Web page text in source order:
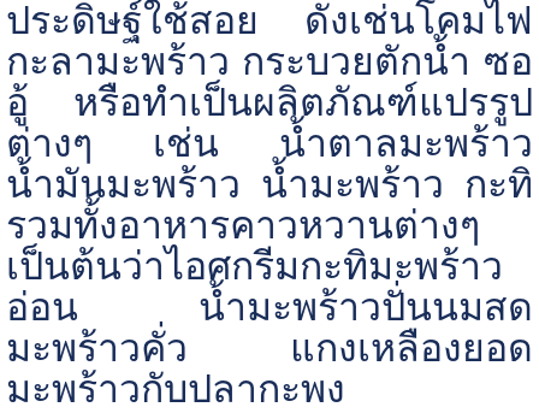
ประดิษฐ์ใช้สอย ดังเช่นโคมไฟ
กะลามะพร้าว กระบวยตักน้ำ ซอ
อู้ หรือทำเป็นผลิตภัณฑ์แปรรูป
ต่างๆ เช่น น้ำตาลมะพร้าว
น้ำมันมะพร้าว น้ำมะพร้าว กะทิ
รวมทั้งอาหารคาวหวานต่างๆ
เป็นต้นว่าไอศกรีมกะทิมะพร้าว
อ่อน น้ำมะพร้าวปั่นนมสด
มะพร้าวคั่ว แกงเหลืองยอด
มะพร้าวกับปลากะพง